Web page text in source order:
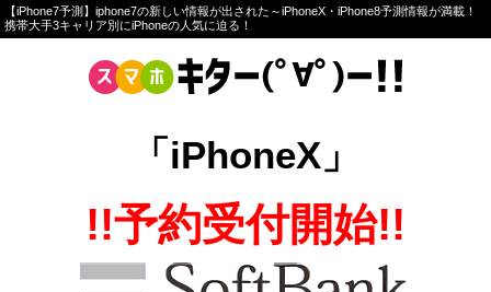
【iPhone7予測】iphone7の新しい情報が出された～iPhoneX・iPhone8予測情報が満載！
携帯大手3キャリア別にiPhoneの人気に迫る！
「iPhoneX」
!!予約受付開始!!